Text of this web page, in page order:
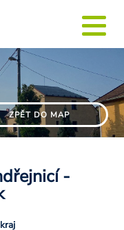
ZPĚT DO MAP
-